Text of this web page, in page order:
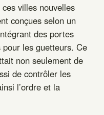
villes nouvelles
conçues selon un
des portes
les guetteurs. Ce
non seulement de
de contrôler les
l’ordre et la